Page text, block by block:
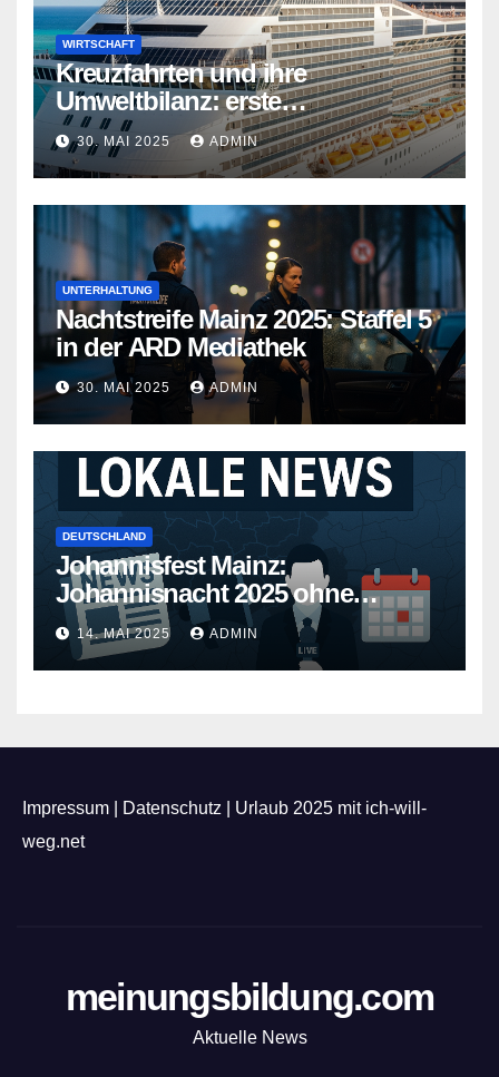
WIRTSCHAFT
Kreuzfahrten und ihre
Umweltbilanz: erste
Kreuzfahrtschiffe gehen neue
Wege
30. MAI 2025 ADMIN
UNTERHALTUNG
Nachtstreife Mainz 2025: Staffel 5
in der ARD Mediathek
30. MAI 2025 ADMIN
DEUTSCHLAND
Johannisfest Mainz:
Johannisnacht 2025 ohne
Feuerwerk
14. MAI 2025 ADMIN
Impressum Datenschutz
Urlaub 2025 mit ich-will-
weg.net
meinungsbildung.com
Aktuelle News